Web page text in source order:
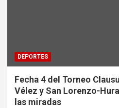
DEPORTES
Fecha 4 del Torneo
Vélez y San Lorenzo-
las miradas